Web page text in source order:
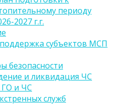
периоду
2027 г.г.
субъектов МСП
безопасности
и ликвидация ЧС
и ЧС
служб